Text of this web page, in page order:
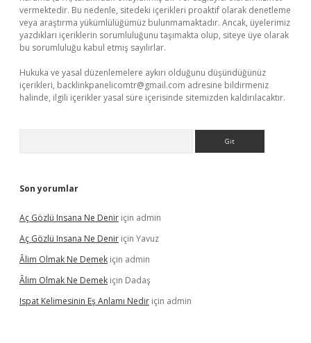
vermektedir. Bu nedenle, sitedeki içerikleri proaktif olarak denetleme
veya araştırma yükümlülüğümüz bulunmamaktadır. Ancak, üyelerimiz
yazdıkları içeriklerin sorumluluğunu taşımakta olup, siteye üye olarak
bu sorumluluğu kabul etmiş sayılırlar.
Hukuka ve yasal düzenlemelere aykırı olduğunu düşündüğünüz
içerikleri, backlinkpanelicomtr@gmail.com adresine bildirmeniz
halinde, ilgili içerikler yasal süre içerisinde sitemizden kaldırılacaktır.
Son yorumlar
Aç Gözlü Insana Ne Denir için admin
Aç Gözlü Insana Ne Denir için Yavuz
Âlim Olmak Ne Demek için admin
Âlim Olmak Ne Demek için Dadaş
Ispat Kelimesinin Eş Anlamı Nedir için admin